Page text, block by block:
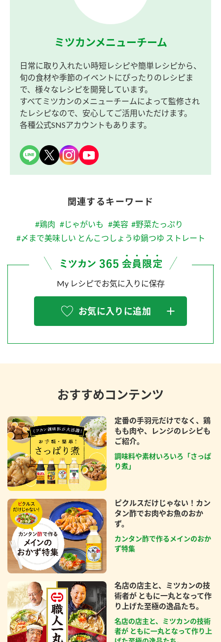
ミツカンメニューチーム
日常に取り入れたい時短レシピや簡単レシピから、
旬の食材や季節のイベントにぴったりのレシピま
で、様々なレシピを開発しています。
すべてミツカンのメニューチームによって監修され
たレシピなので、安心してご活用いただけます。
各種公式SNSアカウントもあります。
関連するキーワード
#鶏肉 #じゃがいも #美容 #野菜たっぷり
#〆まで美味しい とんこつしょうゆ鍋つゆ ストレート
My レシピでお気に入りに保存
お気に入りに追加
おすすめコンテンツ
定番の手羽元だけでなく、鶏
もも肉や、レンジのレシピも
ご紹介。
調味料や素材いろいろ「さっぱ
り煮」
ピクルスだけじゃない！カン
タン酢でお肉やお魚のおか
ず。
カンタン酢で作るメインのおか
ず特集
名店の店主と、ミツカンの技
術者が ともに一丸となって作
り上げた至極の逸品たち。
名店の店主と、ミツカンの技術
者が ともに一丸となって作り上